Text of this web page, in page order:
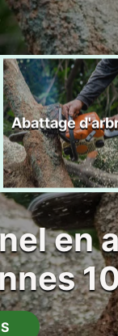
Abattage
en